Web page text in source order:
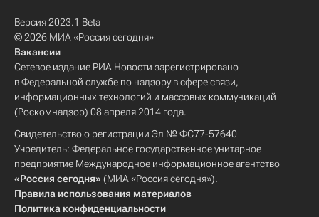
Версия 2023.1 Beta
© 2026 МИА «Россия сегодня»
Вакансии
Сетевое издание РИА Новости зарегистрировано
в Федеральной службе по надзору в сфере связи,
информационных технологий и массовых коммуникаций
(Роскомнадзор) 08 апреля 2014 года.
Свидетельство о регистрации Эл № ФС77-57640
Учредитель: Федеральное государственное унитарное
предприятие Международное информационное агентство
«Россия сегодня» (МИА «Россия сегодня»).
Правила использования материалов
Политика конфиденциальности